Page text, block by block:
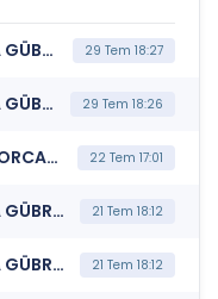
***BAGFS*** BAGFAŞ BANDIRMA GÜBRE FABRİKALARI A.Ş. (Ortaklık Aleyhine Dava Açılması veya Davaya İlişkin Gelişmeler) 29 Tem 18:27
***BAGFS*** BAGFAŞ BANDIRMA GÜBRE FABRİKALARI A.Ş. (Ortaklık Aleyhine Dava Açılması veya Davaya İlişkin Gelişmeler) 29 Tem 18:26
***SKBNK ** BAGFS ** BARMA ** ORCAY ** AYES ** ENDAE*** MERKEZİ KAYIT KURULUŞU A.Ş. (Borsada İşlem Gören Tipe Dönüşüm Duyurusu) 22 Tem 17:01
***BAGFS*** BAGFAŞ BANDIRMA GÜBRE FABRİKALARI A.Ş. (Özel Durum Açıklaması (Genel)) 21 Tem 18:12
***BAGFS*** BAGFAŞ BANDIRMA GÜBRE FABRİKALARI A.Ş. (Şirket Genel Bilgi Formu) 21 Tem 18:12